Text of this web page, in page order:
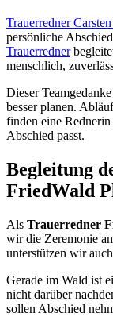
Trauerredner
persönliche
Trauerredner
menschlich,
Dieser
besser planen.
finden eine
Abschied passt.
Begleitung
FriedWald
Als Trauerredner
wir die Zeremonie
unterstützen wir
Gerade im Wald ist
nicht darüber
sollen Abschied